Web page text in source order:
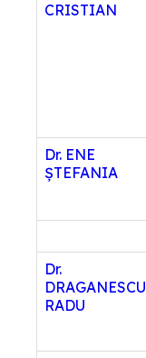
CRISTIAN
Dr. ENE
ȘTEFANIA
Dr.
DRAGANESCU
RADU